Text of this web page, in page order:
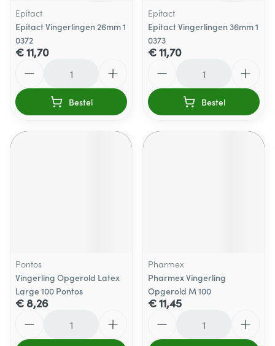
Epitact
Epitact Vingerlingen 26mm 1
0372
€ 11,70
Bestel
Epitact
Epitact Vingerlingen 36mm 1
0373
€ 11,70
Bestel
Pontos
Vingerling Opgerold Latex
Large 100 Pontos
€ 8,26
Pharmex
Pharmex Vingerling
Opgerold M 100
€ 11,45